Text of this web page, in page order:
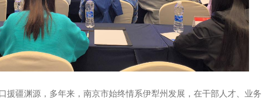
疆渊源，多年来，南京市始终情系伊犁州发展，在干部人才、业务